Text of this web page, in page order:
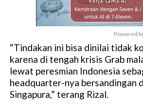
Powered
“Tindakan ini bisa dinilai tidak
karena di tengah krisis Grab
lewat peresmian Indonesia
headquarter-nya bersandingan
Singapura,” terang Rizal.